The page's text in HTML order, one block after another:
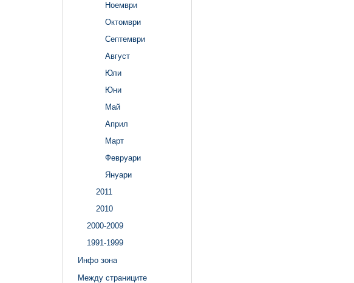
Ноември
Октомври
Септември
Август
Юли
Юни
Май
Април
Март
Февруари
Януари
2011
2010
2000-2009
1991-1999
Инфо зона
Между страниците